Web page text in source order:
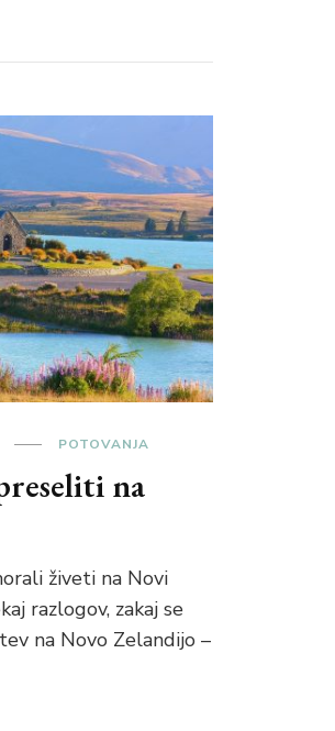
POTOVANJA
na
živeti na Novi
razlogov, zakaj se
na Novo Zelandijo –